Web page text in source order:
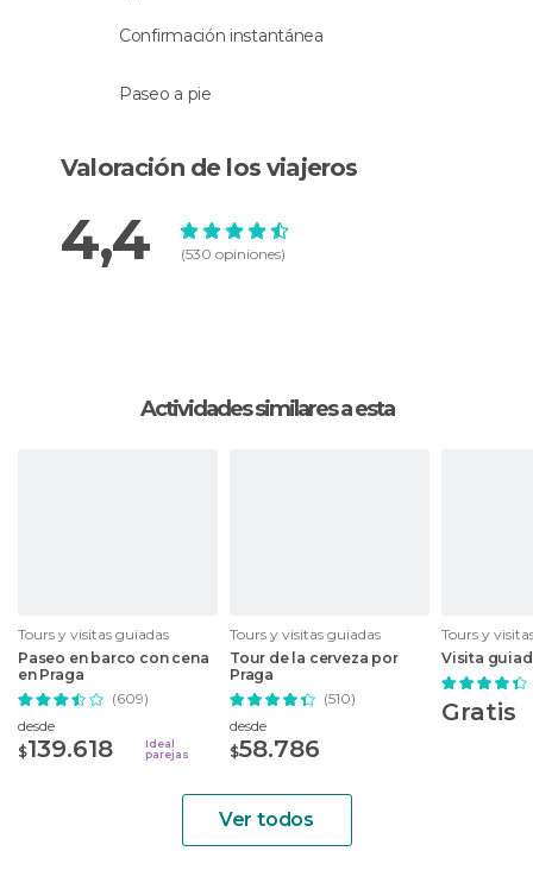
Confirmación instantánea
Paseo a pie
Valoración de los viajeros
4,4 (530 opiniones)
Actividades similares a esta
Tours y visitas guiadas
Paseo en barco con cena
en Praga
(609)
desde
$139.618
Ideal
parejas
Tours y visitas guiadas
Tour de la cerveza por
Praga
(510)
desde
$58.786
Tours y
Visita
Gratis
Ver todos